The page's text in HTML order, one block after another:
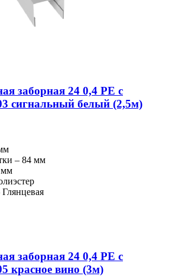
заборная 24 0,4 PE с
сигнальный белый (2,5м)
– 84 мм
заборная 24 0,4 PE с
красное вино (3м)